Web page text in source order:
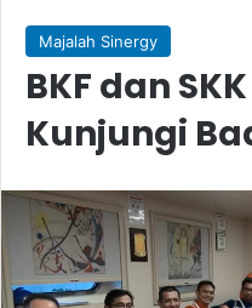
Majalah Sinergy
BKF dan
Kunjungi